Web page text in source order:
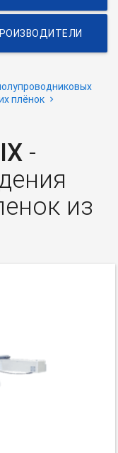
плёнок
-
из